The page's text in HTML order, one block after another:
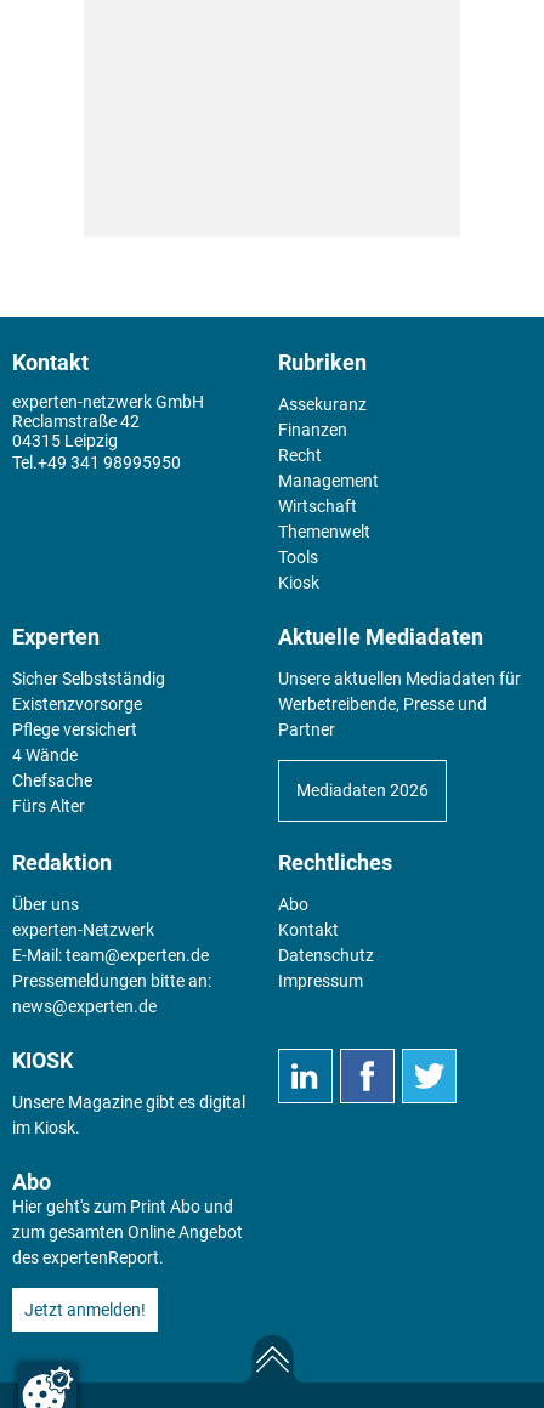
Kontakt
experten-netzwerk GmbH
Reclamstraße 42
04315 Leipzig
+49 341 98995950
Rubriken
Assekuranz
Finanzen
Recht
Management
Wirtschaft
Themenwelt
Tools
Kiosk
Experten
Sicher Selbstständig
Existenz­vorsorge
Pflege versichert
4 Wände
Chefsache
Fürs Alter
Aktuelle Mediadaten
Unsere aktuellen Mediadaten für
Werbetreibende, Presse und
Partner
Mediadaten 2026
Redaktion
Über uns
experten-Netzwerk
E-Mail:team@experten.de
Pressemeldungen bitte an:
news@experten.de
Rechtliches
Abo
Kontakt
Datenschutz
Impressum
KIOSK
Unsere Magazine gibt es digital
im Kiosk.
Abo
Hier geht's zum Print Abo und
zum gesamten Online Angebot
des expertenReport.
Jetzt anmelden!